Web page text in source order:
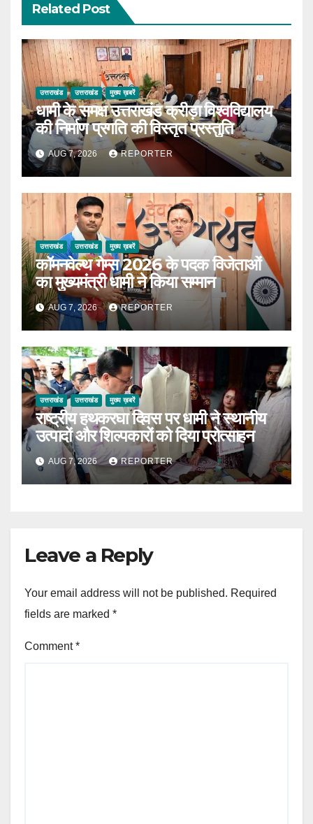
Related Post
उत्तराखंड उत्तराखंड मुख्य ख़बरें
धामी के समक्ष उत्तराखंड क्रीड़ा विश्वविद्यालय
की निर्माण प्रगति की विस्तृत प्रस्तुति
AUG 7, 2026 REPORTER
उत्तराखंड उत्तराखंड मुख्य ख़बरें
कॉमनवेल्थ गेम्स 2026 के पदक विजेताओं
का मुख्यमंत्री धामी ने किया सम्मान
AUG 7, 2026 REPORTER
उत्तराखंड उत्तराखंड मुख्य ख़बरें
राष्ट्रीय हथकरघा दिवस पर धामी ने स्थानीय
उत्पादों और शिल्पकारों को दिया प्रोत्साहन
AUG 7, 2026 REPORTER
Leave a Reply
Your email address will not be published. Required
fields are marked *
Comment*